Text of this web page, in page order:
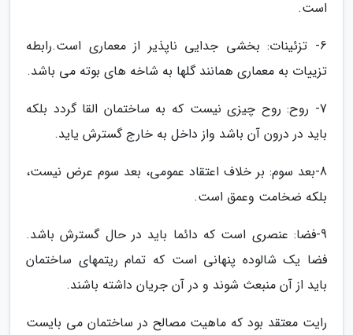
است.
6- تزئینات: بخشی جدایی ناپذیر از معماری است.رابطه
تزییات به معماری همانند گلها به شاخه های بوته می باشد.
7- روح: روح چیزی نیست که به ساختمان القا گردد بلکه
باید در درون آن باشد واز داخل به خارج گسترش یاید.
8-بعد سوم: بر خلاف اعتقاد عمومی، بعد سوم عرض نیست،
بلکه ضخامت وعمق است.
9-فضا: عنصری است که دائما باید در حال گسترش باشد.
فضا یک شالوده پنهانی است که تمام ریتمهای ساختمان
باید از آن منبعث شوند و در آن جریان داشته باشند.
رایت معتقد بود که ماهیت مصالح در ساختمان می بایست